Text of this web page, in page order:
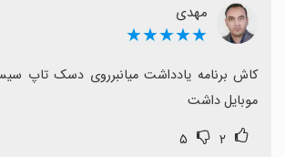
مهدی
★★★★★
موبایل داشت
۲ ۵